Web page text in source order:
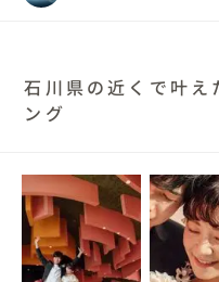
石川県の近くで叶え
ング